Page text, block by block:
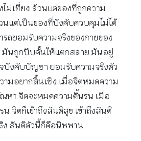
ม่เที่ยง ล้วนแต่ของที่ถูกความ
แต่เป็นของที่บังคับควบคุมไม่ได้
ารถยอมรับความจริงของกายของ
มันถูกบีบคั้นให้แตกสลาย มันอยู่
บังคับบัญชา ยอมรับความจริงตัว
ามอยากสิ้นเชิง เมื่อจิตหมดความ
หา จิตจะหมดความดิ้นรน เมื่อ
จิตก็เข้าถึงสันติสุข เข้าถึงสันติ
ง สันติตัวนี้ก็คือนิพพาน